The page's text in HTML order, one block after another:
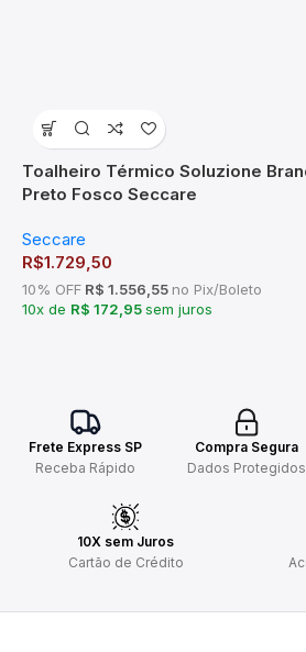
Toalheiro Térmico Soluzione
Preto Fosco Seccare
Seccare
R$1.729,50
10% OFF R$ 1.556,55 no Pix/Boleto
10x de R$ 172,95sem juros
Frete Express SP
Receba Rápido
Compra Segura
Dados Protegidos
10X sem Juros
Cartão de Crédito